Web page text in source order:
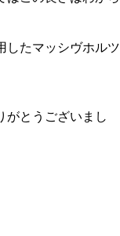
したマッシヴホルツ
がとうございまし